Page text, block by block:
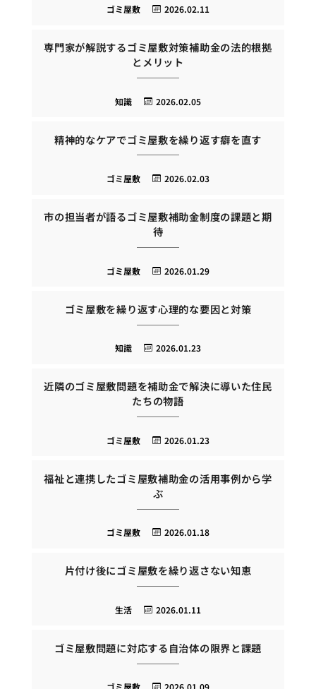
2026.02.11
ゴミ屋敷
専門家が解説するゴミ屋敷対策補助金の法的根拠
とメリット
2026.02.05
知識
精神的なケアでゴミ屋敷を繰り返す癖を直す
2026.02.03
ゴミ屋敷
市の担当者が語るゴミ屋敷補助金制度の課題と期
待
2026.01.29
ゴミ屋敷
ゴミ屋敷を繰り返す心理的な要因と対策
2026.01.23
知識
近隣のゴミ屋敷問題を補助金で解決に導いた住民
たちの物語
2026.01.23
ゴミ屋敷
福祉と連携したゴミ屋敷補助金の活用事例から学
ぶ
2026.01.18
ゴミ屋敷
片付け後にゴミ屋敷を繰り返さない知恵
2026.01.11
生活
ゴミ屋敷問題に対応する自治体の限界と課題